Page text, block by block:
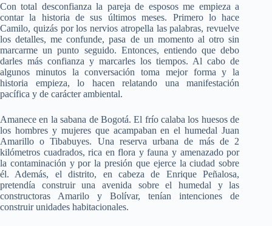
Con total desconfianza la pareja de esposos me empieza a
contar la historia de sus últimos meses. Primero lo hace
Camilo, quizás por los nervios atropella las palabras, revuelve
los detalles, me confunde, pasa de un momento al otro sin
marcarme un punto seguido. Entonces, entiendo que debo
darles más confianza y marcarles los tiempos. Al cabo de
algunos minutos la conversación toma mejor forma y la
historia empieza, lo hacen relatando una manifestación
pacífica y de carácter ambiental.
Amanece en la sabana de Bogotá. El frío calaba los huesos de
los hombres y mujeres que acampaban en el humedal Juan
Amarillo o Tibabuyes. Una reserva urbana de más de 2
kilómetros cuadrados, rica en flora y fauna y amenazado por
la contaminación y por la presión que ejerce la ciudad sobre
él. Además, el distrito, en cabeza de Enrique Peñalosa,
pretendía construir una avenida sobre el humedal y las
constructoras Amarilo y Bolívar, tenían intenciones de
construir unidades habitacionales.